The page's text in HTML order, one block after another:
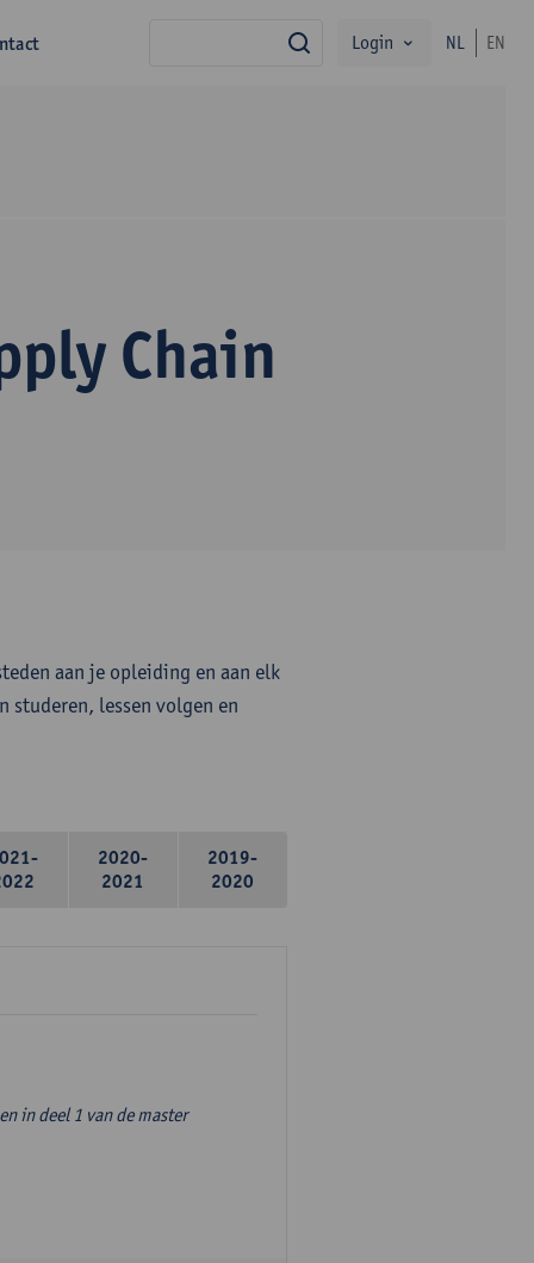
zoekLogin NL EN
Chain
aan je opleiding en aan elk
lessen volgen en
2020-
2021
2019-
2020
in deel 1 van de master